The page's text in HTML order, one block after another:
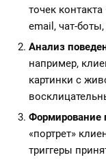
точек
email, чат-
Анализ
например,
картинки с
Формирование
«портрет»
триггеры